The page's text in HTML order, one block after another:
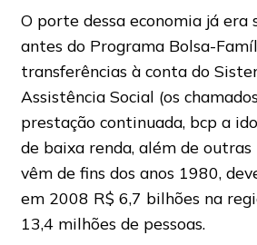
O porte dessa economia já era
antes do Programa Bolsa-
transferências à conta do
Assistência Social (os
prestação continuada, bcp a
de baixa renda, além de
vêm de fins dos anos 1980,
em 2008 R$ 6,7 bilhões na
13,4 milhões de pessoas.